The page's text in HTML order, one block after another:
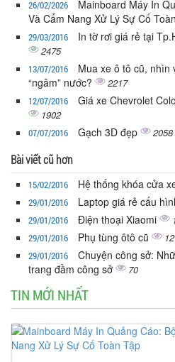
26/02/2026
Mainboard Máy In
Và Cẩm Nang Xử Lý Sự Cố
29/03/2016 In tờ rơi giá rẻ tại
2475
13/07/2016
Mua xe ô tô cũ, nhìn
“ngâm” nước?
2217
12/07/2016 Giá xe Chevrolet
1902
07/07/2016 Gạch 3D đẹp 2058
Bài viết cũ hơn
15/02/2016 Hệ thống khóa cửa
29/01/2016 Laptop giá rẻ cấu
29/01/2016 Điện thoại Xiaomi
29/01/2016 Phụ tùng ôtô cũ
29/01/2016
Chuyện công sở:
trang đầm công sở
70
TIN MỚI NHẤT